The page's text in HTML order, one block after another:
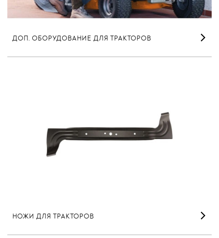
ДОП. ОБОРУДОВАНИЕ ДЛЯ ТРАКТОРОВ
НОЖИ ДЛЯ ТРАКТОРОВ